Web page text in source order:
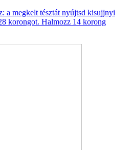
a megkelt tésztát nyújtsd kisujjnyi
korongot. Halmozz 14 korong